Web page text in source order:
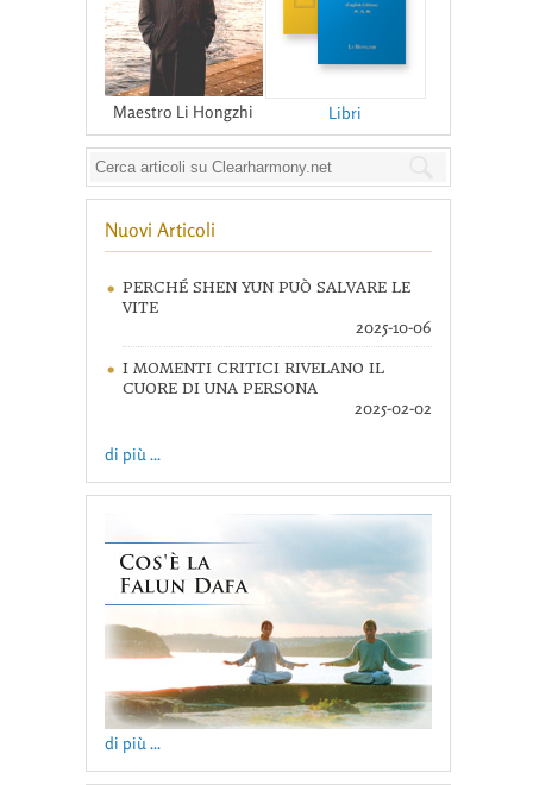
Maestro Li Hongzhi Libri
Nuovi Articoli
PERCHÉ SHEN YUN PUÒ SALVARE LE
VITE
2025-10-06
I MOMENTI CRITICI RIVELANO IL
CUORE DI UNA PERSONA
2025-02-02
di più ...
di più ...